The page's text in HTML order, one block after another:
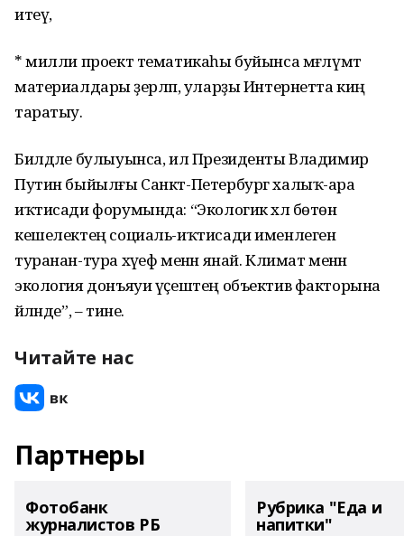
итеү,
* милли проект тематикаһы буйынса мәғлүмәт
материалдары әҙерләп, уларҙы Интернетта киң
таратыу.
Билдәле булыуынса, ил Президенты Владимир
Путин быйылғы Санкт-Петербург халыҡ-ара
иҡтисади форумында: “Экологик хәл бөтөн
кешелектең социаль-иҡтисади именлегенә
туранан-тура хәүеф менән янай. Климат менән
экология донъяуи үҫештең объектив факторына
әйләнде”, – тине.
Читайте нас
Партнеры
Фотобанк
журналистов РБ
Рубрика "Еда и
напитки"